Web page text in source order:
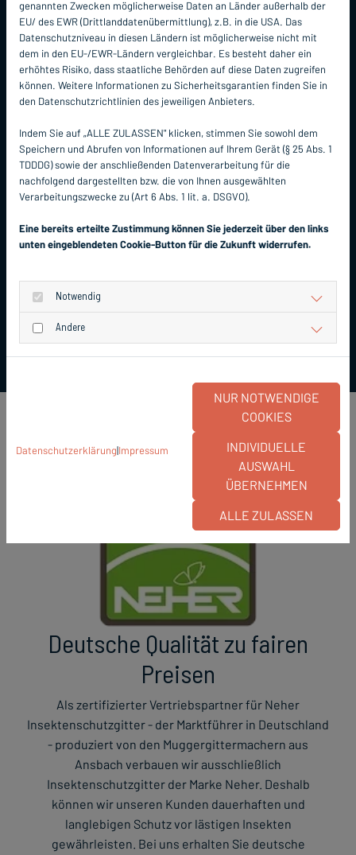
🪰🛡️ Warum günstige Fliegengitter
kleine Insekten nicht abhalten – und
wie Premiumgewebe den Unterschied
machen
27. Juli 2026
Premiumgewebe auch kleine Insekten zuverlässig
Previous
Next
Deutsche Qualität zu fairen
Preisen
Als zertifizierter Vertriebspartner für Neher
Insektenschutzgitter - der Marktführer in Deutschland
- produziert von den Muggergittermachern aus
Ansbach verbauen wir ausschließlich
Insektenschutzgitter der Marke Neher. Deshalb
können wir unseren Kunden dauerhaften und
langlebigen Schutz vor lästigen Insekten
gewährleisten. Bei uns erhalten Sie deutsche
genannten Zwecken möglicherweise Daten an Länder außerhalb der
EU/ des EWR (Drittlanddatenübermittlung), z.B. in die USA. Das
Datenschutzniveau in diesen Ländern ist möglicherweise nicht mit
dem in den EU-/EWR-Ländern vergleichbar. Es besteht daher ein
erhöhtes Risiko, dass staatliche Behörden auf diese Daten zugreifen
können. Weitere Informationen zu Sicherheitsgarantien finden Sie in
den Datenschutzrichtlinien des jeweiligen Anbieters.
Indem Sie auf „ALLE ZULASSEN" klicken, stimmen Sie sowohl dem
Speichern und Abrufen von Informationen auf Ihrem Gerät (§ 25 Abs. 1
TDDDG) sowie der anschließenden Datenverarbeitung für die
nachfolgend dargestellten bzw. die von Ihnen ausgewählten
Verarbeitungszwecke zu (Art 6 Abs. 1 lit. a. DSGVO).
Eine bereits erteilte Zustimmung können Sie jederzeit über den links
unten eingeblendeten Cookie-Button für die Zukunft widerrufen.
Notwendig
Andere
Datenschutzerklärung|Impressum
NUR NOTWENDIGE
COOKIES
INDIVIDUELLE
AUSWAHL
ÜBERNEHMEN
ALLE ZULASSEN